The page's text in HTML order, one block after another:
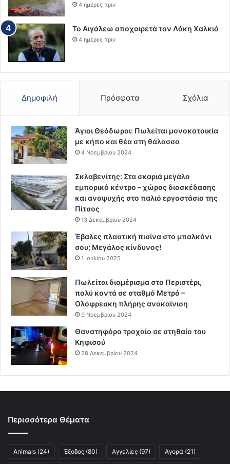
4 ημέρες πριν
Το Αιγάλεω αποχαιρετά τον Λάκη Χαλκιά
4 ημέρες πριν
Δημοφιλή Πρόσφατα Σχόλια
Άγιοι Θεόδωροι: Πωλείται μονοκατοικία
με κήπο και θέα στη θάλασσα
4 Νοεμβρίου 2024
Σκλαβενίτης: Στα σκαριά μεγάλο
εμπορικό κέντρο – χώρος διασκέδασης
και αναψυχής στο παλιό εργοστάσιο της
Πίτσος
13 Δεκεμβρίου 2024
Έβαλες πλαστική πισίνα στο μπαλκόνι
σου; Μεγάλος κίνδυνος!
1 Ιουλίου 2025
Πωλείται διαμέρισμα στο Περιστέρι,
πολύ κοντά σε σταθμό Μετρό –
Ολόφρεσκη πλήρης ανακαίνιση
9 Νοεμβρίου 2024
Θανατηφόρο τροχαίο σε στηθαίο του
Κηφισού
28 Δεκεμβρίου 2024
Περισσότερα Θέματα
Animals (24) Έξοδος (80) Αγγελίες (97) Αγορά (21)